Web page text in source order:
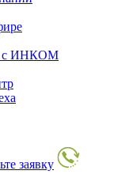
с ИНКОМ
заявку